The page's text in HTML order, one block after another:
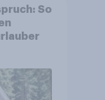
So